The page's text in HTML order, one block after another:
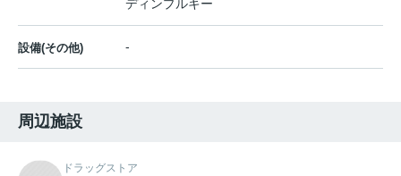
ディンプルキー
設備(その他) -
周辺施設
ドラッグストア